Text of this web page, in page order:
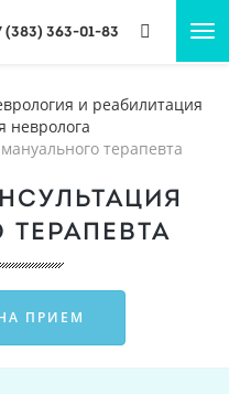
(383) 363-01-83
и реабилитация
невролога
терапевта
ПРИЕМ